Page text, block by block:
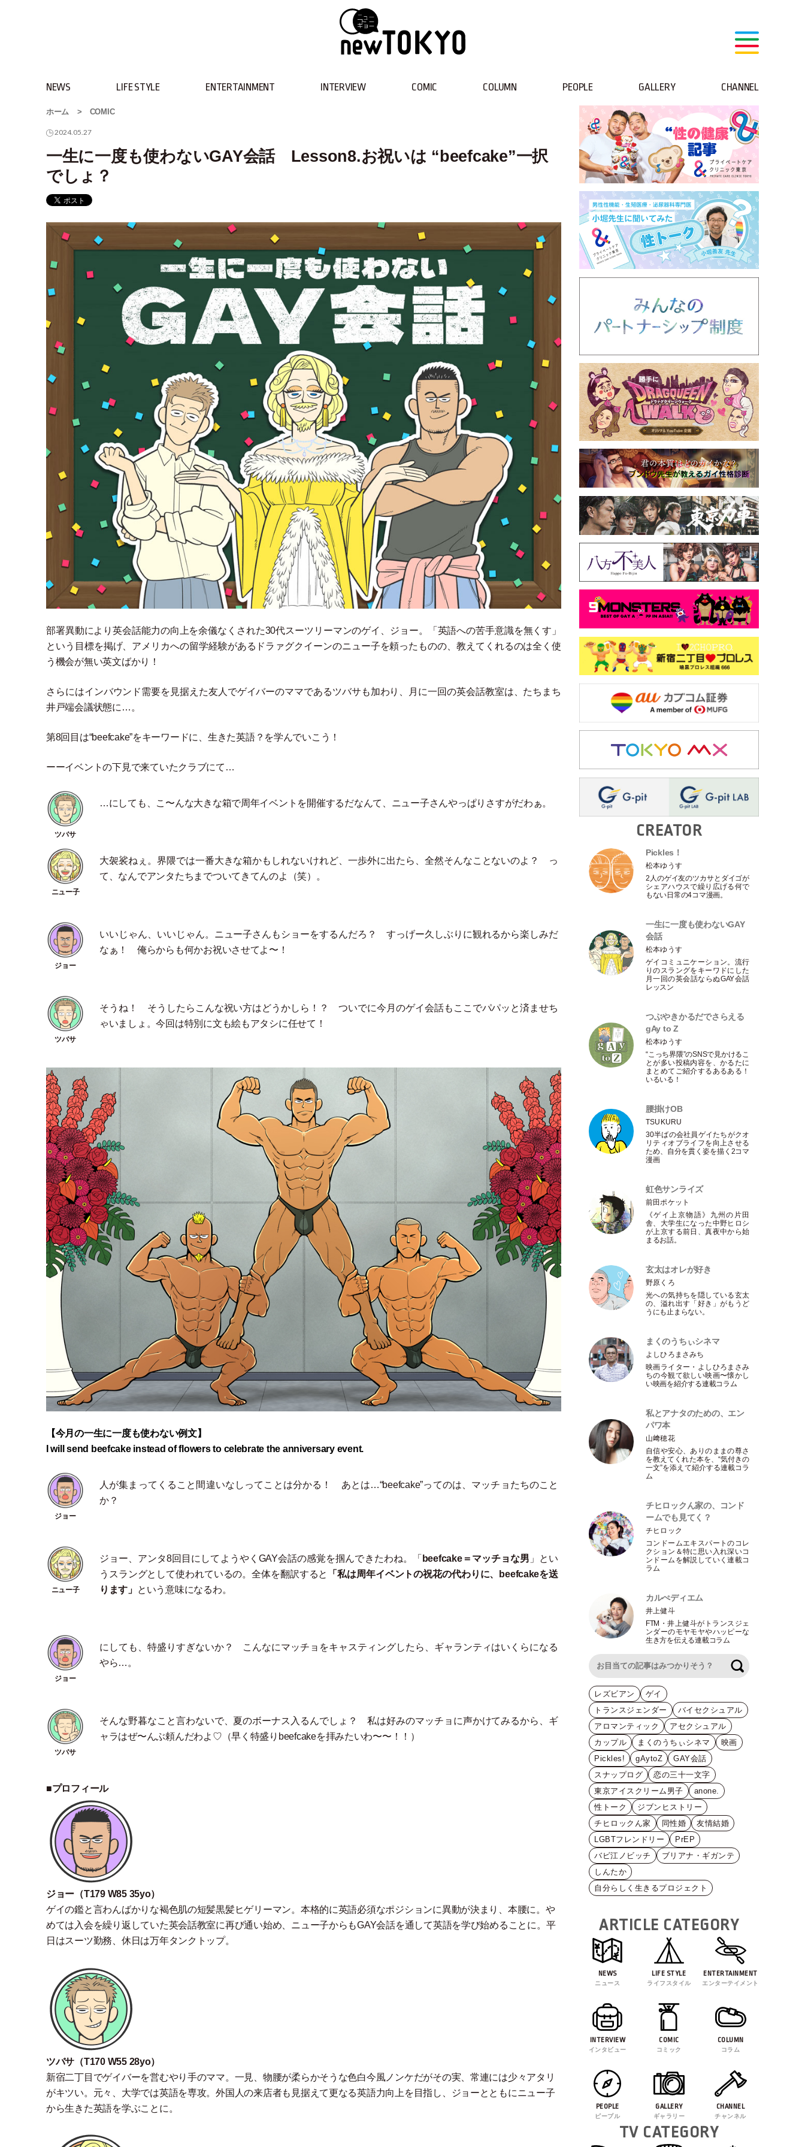
NEWS LIFE STYLE ENTERTAINMENT INTERVIEW COMIC COLUMN PEOPLE GALLERY CHANNEL
ホーム > COMIC
2024.05.27
一生に一度も使わないGAY会話 Lesson8.お祝いは “beefcake”一択
でしょ？
部署異動により英会話能力の向上を余儀なくされた30代スーツリーマンのゲイ、ジョー。 「 英語への苦手意識を無くす 」
という目標を掲げ、アメリカへの留学経験があるドラァグクイーンのニュー子を頼ったものの、教えてくれるのは全く使
う機会が無い英文ばかり！
さらにはインバウンド需要を見据えた友人でゲイバーのママであるツバサも加わり、月に一回の英会話教室は、たちまち
井戸端会議状態に…。
第8回目は“beefcake”をキーワードに、生きた英語？を学んでいこう！
ーーイベントの下見で来ていたクラブにて…
…にしても、こ〜んな大きな箱で周年イベントを開催するだなんて、ニュー子さんやっぱりさすがだわぁ。
大袈裟ねぇ。界隈では一番大きな箱かもしれないけれど、一歩外に出たら、全然そんなことないのよ？ っ
て、なんでアンタたちまでついてきてんのよ
（笑） 。
いいじゃん、いいじゃん。ニュー子さんもショーをするんだろ？ すっげー久しぶりに観れるから楽しみだ
なぁ！ 俺らからも何かお祝いさせてよ〜！
そうね！ そうしたらこんな祝い方はどうかしら！？ ついでに今月のゲイ会話もここでパパッと済ませち
ゃいましょ。今回は特別に文も絵もアタシに任せて！
【今月の一生に一度も使わない例文】
I will send beefcake instead of flowers to celebrate the anniversary event.
人が集まってくること間違いなしってことは分かる！ あとは…“beefcake”ってのは、マッチョたちのこと
か？
ジョー、アンタ8回目にしてようやくGAY会話の感覚を掴んできたわね。 「 beefcake＝マッチョな男 」
とい
うスラングとして使われているの。全体を翻訳すると
「私は周年イベントの祝花の代わりに、beefcakeを送
ります 」 という意味になるわ。
にしても、特盛りすぎないか？ こんなにマッチョをキャスティングしたら、ギャランティはいくらになる
やら…。
そんな野暮なこと言わないで、夏のボーナス入るんでしょ？ 私は好みのマッチョに声かけてみるから、ギ
ャラはぜ〜んぶ頼んだわよ♡ （早く特盛りbeefcakeを拝みたいわ〜〜！！ ）
■プロフィール
ジョー （T179 W85 35yo）
ゲイの鑑と言わんばかりな褐色肌の短髪黒髪ヒゲリーマン。本格的に英語必須なポジションに異動が決まり、本腰に。や
めては入会を繰り返していた英会話教室に再び通い始め、ニュー子からもGAY会話を通して英語を学び始めることに。平
日はスーツ勤務、休日は万年タンクトップ。
ツバサ （T170 W55 28yo）
新宿二丁目でゲイバーを営むやり手のママ。一見、物腰が柔らかそうな色白今風ノンケだがその実、常連には少々アタリ
がキツい。元々、大学では英語を専攻。外国人の来店者も見据えて更なる英語力向上を目指し、ジョーとともにニュー子
から生きた英語を学ぶことに。
CREATOR
Pickles！
松本ゆうす
2人のゲイ友のツカサとダイゴが
シェアハウスで繰り広げる何で
もない日常の4コマ漫画。
一生に一度も使わないGAY
会話
松本ゆうす
ゲイコミュニケーション。流行
りのスラングをキーワドにした
月一回の英会話ならぬGAY会話
レッスン
つぶやきかるだでさらえる
gAy to Z
松本ゆうす
“こっち界隈”のSNSで見かけるこ
とが多い投稿内容を、かるたに
まとめてご紹介するあるある！
いるいる！
腰掛けOB
TSUKURU
30半ばの会社員ゲイたちがクオ
リティオブライフを向上させる
ため、自分を貫く姿を描く2コマ
漫画
虹色サンライズ
前田ポケット
《ゲイ上京物語》九州の片田
舎、大学生になった中野ヒロシ
が上京する前日、真夜中から始
まるお話。
玄太はオレが好き
野原くろ
光への気持ちを隠している玄太
の、溢れ出す 「好き 」がもうど
うにも止まらない。
まくのうちぃシネマ
よしひろまさみち
映画ライター ・ よしひろまさみ
ちの今観て欲しい映画〜懐かし
い映画を紹介する連載コラム
私とアナタのための、エン
パワ本
山﨑穂花
自信や安心、ありのままの尊さ
を教えてくれた本を、“気付きの
一文”を添えて紹介する連載コラ
ム
チヒロックん家の、コンド
ームでも見てく？
チヒロック
コンドームエキスパートのコレ
クション＆特に思い入れ深いコ
ンドームを解説していく連載コ
ラム
カルぺディエム
井上健斗
FTM ・井上健斗がトランスジェ
ンダーのモヤモヤやハッピーな
生き方を伝える連載コラム
レズビアン
ゲイ
トランスジェンダー
バイセクシュアル
アロマンティック
アセクシュアル
カップル
まくのうちぃシネマ
映画
Pickles!
gAytoZ
GAY会話
スナップログ
恋の三十一文字
東京アイスクリーム男子
anone.
性トーク
ジブンヒストリー
チヒロックん家
同性婚
友情結婚
LGBTフレンドリー
PrEP
バビ江ノビッチ
ブリアナ・ギガンテ
しんたか
自分らしく生きるプロジェクト
ARTICLE CATEGORY
NEWS
ニュース
LIFE STYLE
ライフスタイル
ENTERTAINMENT
エンターテイメント
INTERVIEW
インタビュー
COMIC
コミック
COLUMN
コラム
PEOPLE
ピープル
GALLERY
ギャラリー
CHANNEL
チャンネル
TV CATEGORY